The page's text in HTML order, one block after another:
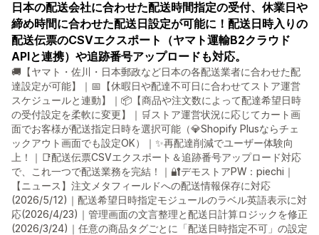
日本の配送会社に合わせた配送時間指定の受付、休業日や
締め時間に合わせた配送日設定が可能に！配送日時入りの
配送伝票のCSVエクスポート（ヤマト運輸B2クラウド
APIと連携）や追跡番号アップロードも対応。
🚚【ヤマト・佐川・日本郵政など日本の各配送業者に合わせた配
達設定が可能】｜📅【休暇日や配達不可日に合わせてストア運営
スケジュールと連動】｜📦【商品や注文数によって配達希望日時
の受付設定を柔軟に変更】｜🛒ストア運営状況に応じてカート画
面でお客様が配送指定日時を選択可能（💎Shopify Plusならチェ
ックアウト画面でも設定OK）｜✨再配達削減でユーザー体験向
上！｜📑配送伝票CSVエクスポート＆追跡番号アップロード対応
で、これ一つで配送業務を完結！｜🔐デモストアPW：piechi｜
【ニュース】注文メタフィールドへの配送情報保存に対応
(2026/5/12)｜配送希望日時指定モジュールのラベル英語表示に対
応(2026/4/23)｜管理画面の文言整理と配送日計算ロジックを修正
(2026/3/24)｜任意の商品タグごとに「配送日時指定不可」の設定